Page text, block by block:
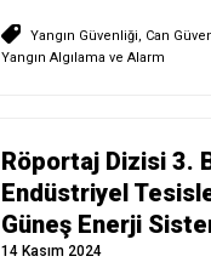
Yangın Güvenliği, Can
Yangın Algılama ve Alarm
Röportaj Dizisi 3.
Endüstriyel
Güneş Enerji
14 Kasım 2024